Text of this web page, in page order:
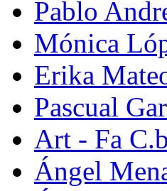
Pablo
Mónica
Erika
Pascual
Art - Fa
Ángel